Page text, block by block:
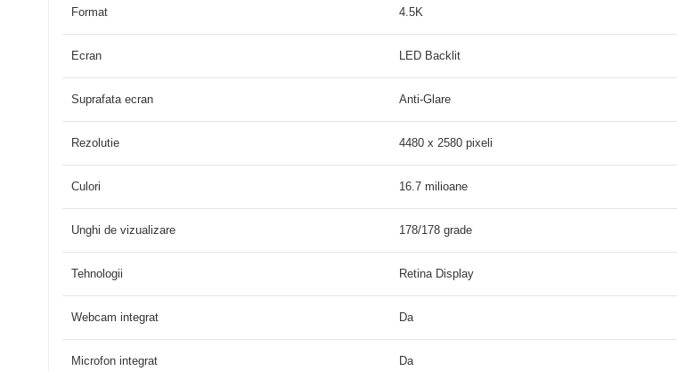
Format 4.5K
Ecran LED Backlit
Suprafata ecran Anti-Glare
Rezolutie 4480 x 2580 pixeli
Culori 16.7 milioane
Unghi de vizualizare 178/178 grade
Tehnologii Retina Display
Webcam integrat Da
Microfon integrat Da